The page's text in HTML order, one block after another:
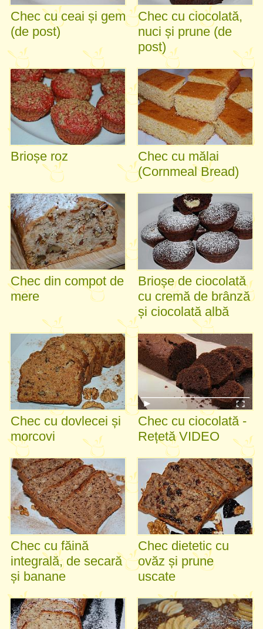
Chec cu ceai și gem
(de post)
Chec cu ciocolată,
nuci și prune (de
post)
Brioșe roz
Chec cu mălai
(Cornmeal Bread)
Chec din compot de
mere
Brioșe de ciocolată
cu cremă de brânză
și ciocolată albă
Chec cu dovlecei și
morcovi
Chec cu ciocolată -
Rețetă VIDEO
Chec cu făină
integrală, de secară
și banane
Chec dietetic cu
ovăz și prune
uscate